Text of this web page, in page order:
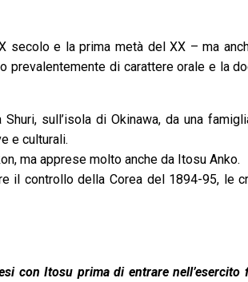
e la prima metà del XX – ma
di carattere orale e la
sull’isola di Okinawa, da una
e culturali.
ma apprese molto anche da Itosu Anko.
il controllo della Corea del 1894-95, le
con Itosu prima di entrare